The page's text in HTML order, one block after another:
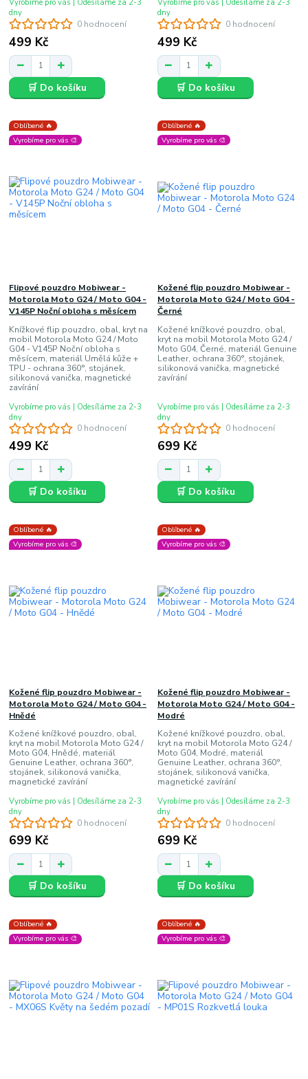
0 hodnocení
499 Kč
Vyrobíme pro vás | Odesíláme za 2-3
dny
🛒 Do košíku
0 hodnocení
499 Kč
Vyrobíme pro vás | Odesíláme za 2-3
dny
🛒 Do košíku
Oblíbené 🔥
Vyrobíme pro vás 🎨
0 hodnocení
Flipové pouzdro Mobiwear -
Motorola Moto G24 / Moto G04 -
V145P Noční obloha s měsícem
Knížkové flip pouzdro, obal, kryt na
mobil Motorola Moto G24 / Moto
G04 - V145P Noční obloha s
měsícem, materiál Umělá kůže +
TPU - ochrana 360°, stojánek,
silikonová vanička, magnetické
zavírání
499 Kč
Vyrobíme pro vás | Odesíláme za 2-3
dny
🛒 Do košíku
Oblíbené 🔥
Vyrobíme pro vás 🎨
0 hodnocení
Kožené flip pouzdro Mobiwear -
Motorola Moto G24 / Moto G04 -
Černé
Kožené knížkové pouzdro, obal,
kryt na mobil Motorola Moto G24 /
Moto G04, Černé, materiál Genuine
Leather, ochrana 360°, stojánek,
silikonová vanička, magnetické
zavírání
699 Kč
Vyrobíme pro vás | Odesíláme za 2-3
dny
🛒 Do košíku
Oblíbené 🔥
Vyrobíme pro vás 🎨
0 hodnocení
Kožené flip pouzdro Mobiwear -
Motorola Moto G24 / Moto G04 -
Hnědé
Kožené knížkové pouzdro, obal,
kryt na mobil Motorola Moto G24 /
Moto G04, Hnědé, materiál
Genuine Leather, ochrana 360°,
stojánek, silikonová vanička,
magnetické zavírání
699 Kč
Vyrobíme pro vás | Odesíláme za 2-3
dny
🛒 Do košíku
Oblíbené 🔥
Vyrobíme pro vás 🎨
0 hodnocení
Kožené flip pouzdro Mobiwear -
Motorola Moto G24 / Moto G04 -
Modré
Kožené knížkové pouzdro, obal,
kryt na mobil Motorola Moto G24 /
Moto G04, Modré, materiál
Genuine Leather, ochrana 360°,
stojánek, silikonová vanička,
magnetické zavírání
699 Kč
Vyrobíme pro vás | Odesíláme za 2-3
dny
🛒 Do košíku
Oblíbené 🔥
Vyrobíme pro vás 🎨
Oblíbené 🔥
Vyrobíme pro vás 🎨